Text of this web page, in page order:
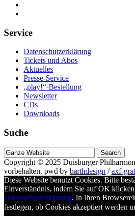
Service
Datenschutzerklärung
Tickets und Abos
Aktuelles
Presse-Service
„play!“-Bestellung
Newsletter
CDs
Downloads
Suche
Suche
nach
Copyright © 2025 Duisburger
vorbehalten. pwd by barthdesign /axf-
Diese Website benutzt Cookies. Bitte
Einverständnis, indem Sie auf OK
Datenschutzerklärung. In Ihren
festlegen, ob Cookies akzeptiert werden